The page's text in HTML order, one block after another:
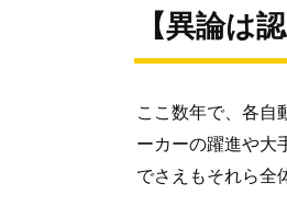
【異論は
ここ数年で、各自
ーカーの躍進や大
でさえもそれら全